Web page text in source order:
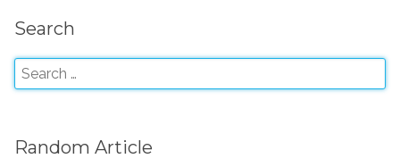
Search
Random Article